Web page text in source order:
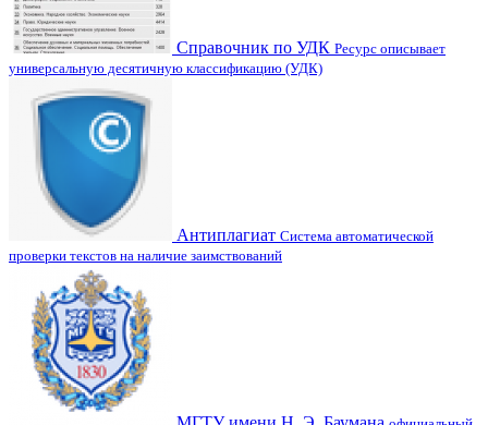
Справочник по УДК Ресурс описывает
универсальную десятичную классификацию (УДК)
Антиплагиат Система автоматической
проверки текстов на наличие заимствований